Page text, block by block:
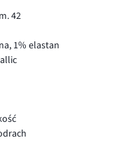
42
1% elastan